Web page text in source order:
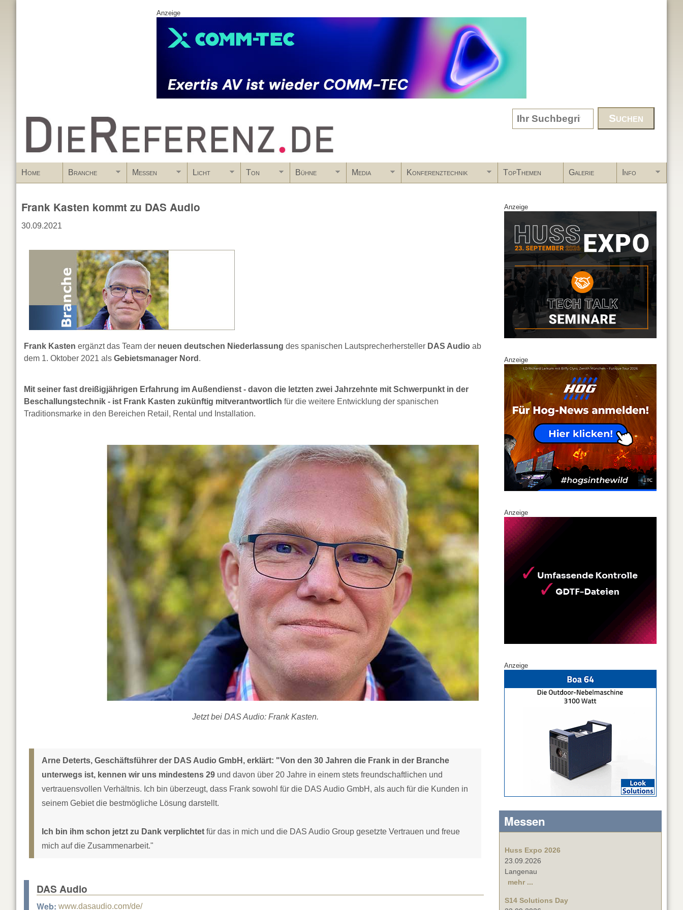
Anzeige
www.DieReferenz.de Search form
Home Branche Messen Licht Ton Bühne Media Konferenztechnik TopThemen Galerie Info
Frank Kasten kommt zu DAS Audio
30.09.2021
Frank Kasten ergänzt das Team der neuen deutschen Niederlassung des spanischen Lautsprecherhersteller DAS Audio ab
dem 1. Oktober 2021 als Gebietsmanager Nord .
Mit seiner fast dreißigjährigen Erfahrung im Außendienst - davon die letzten zwei Jahrzehnte mit Schwerpunkt in der
Beschallungstechnik - ist Frank Kasten zukünftig mitverantwortlich für die weitere Entwicklung der spanischen
Traditionsmarke in den Bereichen Retail, Rental und Installation.
Jetzt bei DAS Audio: Frank Kasten.
Arne Deterts, Geschäftsführer der DAS Audio GmbH, erklärt: "Von den 30 Jahren die Frank in der Branche
unterwegs ist, kennen wir uns mindestens 29 und davon über 20 Jahre in einem stets freundschaftlichen und
vertrauensvollen Verhältnis. Ich bin überzeugt, dass Frank sowohl für die DAS Audio GmbH, als auch für die Kunden in
seinem Gebiet die bestmögliche Lösung darstellt.
Ich bin ihm schon jetzt zu Dank verplichtet für das in mich und die DAS Audio Group gesetzte Vertrauen und freue
mich auf die Zusammenarbeit."
DAS Audio
Web: www.dasaudio.com/de/
Anzeige
Anzeige
Anzeige
Anzeige
Messen
Huss Expo 2026
23.09.2026
Langenau
mehr ...
S14 Solutions Day